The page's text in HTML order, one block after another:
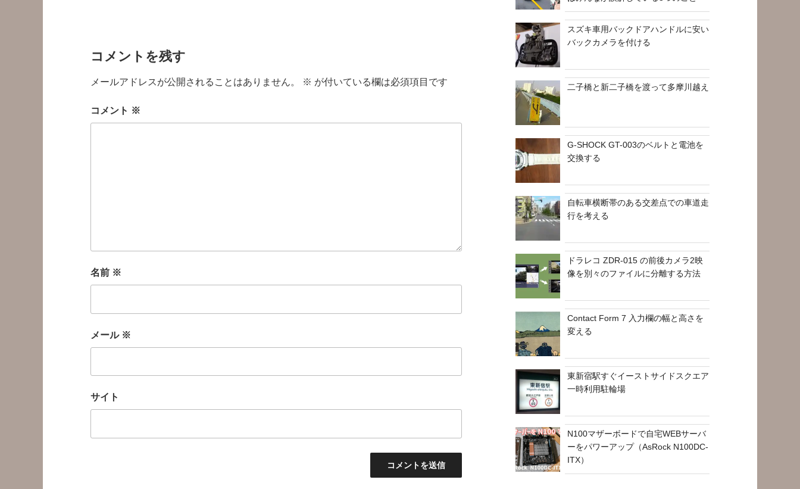
コメントを残す
メールアドレスが公開されることはありません。 ※ が付いている欄は必須項目です
コメント ※
名前 ※
メール ※
サイト
スズキ車用バックドアハンドルに安い
バックカメラを付ける
二子橋と新二子橋を渡って多摩川越え
G-SHOCK GT-003のベルトと電池を
交換する
自転車横断帯のある交差点での車道走
行を考える
ドラレコ ZDR-015 の前後カメラ2映
像を別々のファイルに分離する方法
Contact Form 7 入力欄の幅と高さを
変える
東新宿駅すぐイーストサイドスクエア
一時利用駐輪場
N100マザーボードで自宅WEBサーバ
ーをパワーアップ（AsRock N100DC-
ITX）